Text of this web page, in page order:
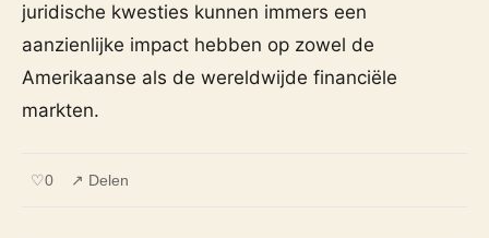
juridische kwesties kunnen immers een
aanzienlijke impact hebben op zowel de
Amerikaanse als de wereldwijde financiële
markten.
♡0 ↗ Delen